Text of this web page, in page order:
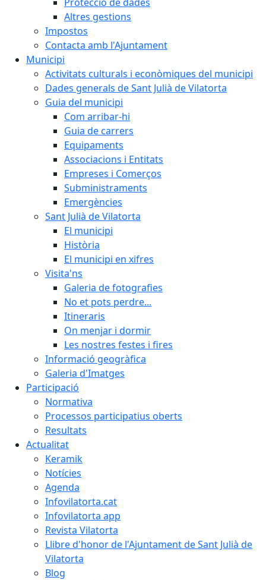
Altres gestions
Impostos
Contacta amb l'Ajuntament
Municipi
Activitats culturals i econòmiques del municipi
Dades generals de Sant Julià de Vilatorta
Guia del municipi
Com arribar-hi
Guia de carrers
Equipaments
Associacions i Entitats
Empreses i Comerços
Subministraments
Emergències
Sant Julià de Vilatorta
El municipi
Història
El municipi en xifres
Visita'ns
Galeria de fotografies
No et pots perdre...
Itineraris
On menjar i dormir
Les nostres festes i fires
Informació geogràfica
Galeria d'Imatges
Participació
Normativa
Processos participatius oberts
Resultats
Actualitat
Keramik
Notícies
Agenda
Infovilatorta.cat
Infovilatorta app
Revista Vilatorta
Llibre d'honor de l'Ajuntament de Sant Julià de
Vilatorta
Blog